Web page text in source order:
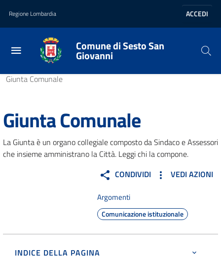
Vai al contenuto principale
Vai al footer
Regione Lombardia ACCEDI
Comune di Sesto San
Giovanni
Amministrazione
Giunta Comunale
Giunta Comunale
La Giunta è un organo collegiale composto da Sindaco e Assessori
che insieme amministrano la Città. Leggi chi la compone.
CONDIVIDI
VEDI AZIONI
Argomenti
Comunicazione istituzionale
INDICE DELLA PAGINA